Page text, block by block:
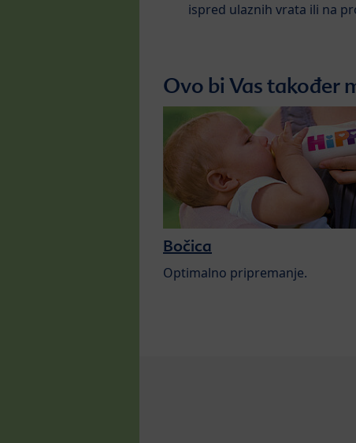
ispred ulaznih vrata ili na
Ovo bi Vas također
Bočica
Optimalno pripremanje.